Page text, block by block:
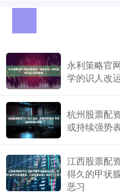
永利策略官
学的识人改
杭州股票配
或持续强势
江西股票配
得久的甲状
恶习